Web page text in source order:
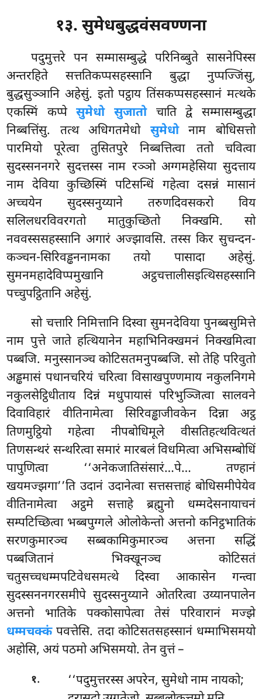
१३. सुमेधबुद्धवंसवण्णना
पदुमुत्तरे पन सम्मासम्बुद्धे परिनिब्बुते सासनेपिस्स
अन्तरहिते सत्ततिकप्पसहस्सानि बुद्धा नुप्पज्जिंसु,
बुद्धसुञ्ञानि अहेसुं. इतो पट्ठाय तिंसकप्पसहस्सानं मत्थके
एकस्मिं कप्पेसुमेधो सुजातोचाति द्वे सम्मासम्बुद्धा
निब्बत्तिंसु. तत्थ अधिगतमेधो सुमेधोनाम बोधिसत्तो
पारमियो पूरेत्वा तुसितपुरे निब्बत्तित्वा ततो चवित्वा
सुदस्सननगरे सुदत्तस्स नाम रञ्ञो अग्गमहेसिया सुदत्ताय
नाम देविया कुच्छिस्मिं पटिसन्धिं गहेत्वा दसन्नं मासानं
अच्चयेन सुदस्सनुय्याने तरुणदिवसकरो विय
सलिलधरविवरगतो मातुकुच्छितो निक्खमि. सो
नववस्ससहस्सानि अगारं अज्झावसि. तस्स किर सुचन्दन-
कञ्चन-सिरिवड्ढननामका तयो पासादा अहेसुं.
सुमनमहादेविप्पमुखानि अट्ठचत्तालीसइत्थिसहस्सानि
पच्चुपट्ठितानि अहेसुं.
सो चत्तारि निमित्तानि दिस्वा सुमनदेविया पुनब्बसुमित्ते
नाम पुत्ते जाते हत्थियानेन महाभिनिक्खमनं निक्खमित्वा
पब्बजि. मनुस्सानञ्च कोटिसतमनुपब्बजि. सो तेहि परिवुतो
अड्ढमासं पधानचरियं चरित्वा विसाखपुण्णमाय नकुलनिगमे
नकुलसेट्ठिधीताय दिन्नं मधुपायासं परिभुञ्जित्वा सालवने
दिवाविहारं वीतिनामेत्वा सिरिवड्ढाजीवकेन दिन्ना अट्ठ
तिणमुट्ठियो गहेत्वा नीपबोधिमूले वीसतिहत्थवित्थतं
तिणसन्थरं सन्थरित्वा समारं मारबलं विधमित्वा अभिसम्बोधिं
पापुणित्वा ‘‘अनेकजातिसंसारं…पे… तण्हानं
खयमज्झगा’’ति उदानं उदानेत्वा सत्तसत्ताहं बोधिसमीपेयेव
वीतिनामेत्वा अट्ठमे सत्ताहे ब्रह्मुनो धम्मदेसनायाचनं
सम्पटिच्छित्वा भब्बपुग्गले ओलोकेन्तो अत्तनो कनिट्ठभातिकं
सरणकुमारञ्च सब्बकामिकुमारञ्च अत्तना सद्धिं
पब्बजितानं भिक्खूनञ्च कोटिसतं
चतुसच्चधम्मपटिवेधसमत्थेदिस्वा आकासेन गन्त्वा
सुदस्सननगरसमीपे सुदस्सनुय्याने ओतरित्वा उय्यानपालेन
अत्तनो भातिके पक्कोसापेत्वा तेसं परिवारानं मज्झे
धम्मचक्कंपवत्तेसि. तदा कोटिसतसहस्सानं धम्माभिसमयो
अहोसि, अयं पठमो अभिसमयो. तेन वुत्तं –
१. ‘‘पदुमुत्तरस्सअपरेन, सुमेधो नाम नायको;